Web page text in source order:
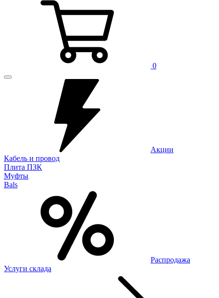
0
Акции
Кабель и провод
Плита ПЗК
Муфты
Bals
Распродажа
Услуги склада